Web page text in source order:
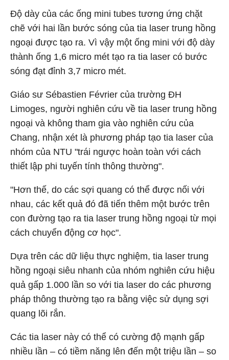
Độ dày của các ống mini tubes tương ứng chặt
chẽ với hai lần bước sóng của tia laser trung hồng
ngoại được tạo ra. Vì vậy một ống mini với độ dày
thành ống 1,6 micro mét tạo ra tia laser có bước
sóng đạt đỉnh 3,7 micro mét.
Giáo sư Sébastien Février của trường ĐH
Limoges, người nghiên cứu về tia laser trung hồng
ngoại và không tham gia vào nghiên cứu của
Chang, nhận xét là phương pháp tạo tia laser của
nhóm của NTU "trái ngược hoàn toàn với cách
thiết lập phi tuyến tính thông thường".
"Hơn thế, do các sợi quang có thể được nối với
nhau, các kết quả đó đã tiến thêm một bước trên
con đường tạo ra tia laser trung hồng ngoại từ mọi
cách chuyển động cơ học".
Dựa trên các dữ liệu thực nghiệm, tia laser trung
hồng ngoại siêu nhanh của nhóm nghiên cứu hiệu
quả gấp 1.000 lần so với tia laser do các phương
pháp thông thường tạo ra bằng việc sử dụng sợi
quang lõi rắn.
Các tia laser này có thể có cường độ mạnh gấp
nhiều lần – có tiềm năng lên đến một triệu lần – so